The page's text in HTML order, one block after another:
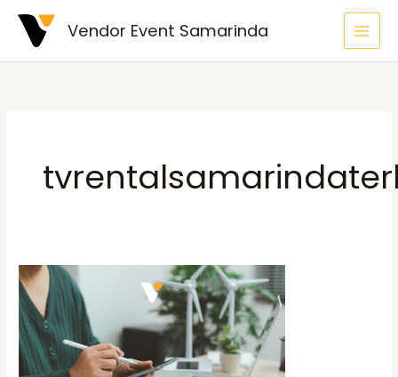
Skip
Vendor Event Samarinda
Teknik
Membuat
Klien
Cepat
Respon